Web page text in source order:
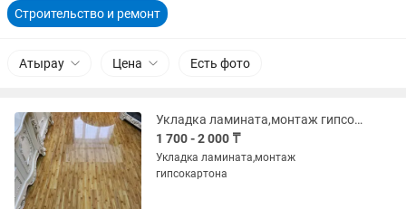
Строительство и ремонт
Атырау Цена Есть фото
Укладка ламината,монтаж гипсокартона
1 700 - 2 000 ₸
Укладка ламината,монтаж
гипсокартона